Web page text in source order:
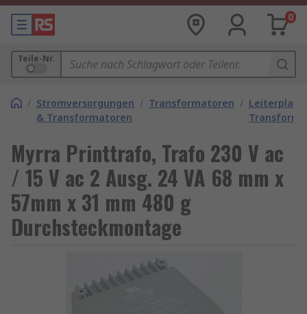
0
Teile-Nr.
/ Stromversorgungen
& Transformatoren
/ Transformatoren /
Myrra Printtrafo, Trafo 230 V ac
/ 15 V ac 2 Ausg. 24 VA 68 mm x
57mm x 31 mm 480 g
Durchsteckmontage